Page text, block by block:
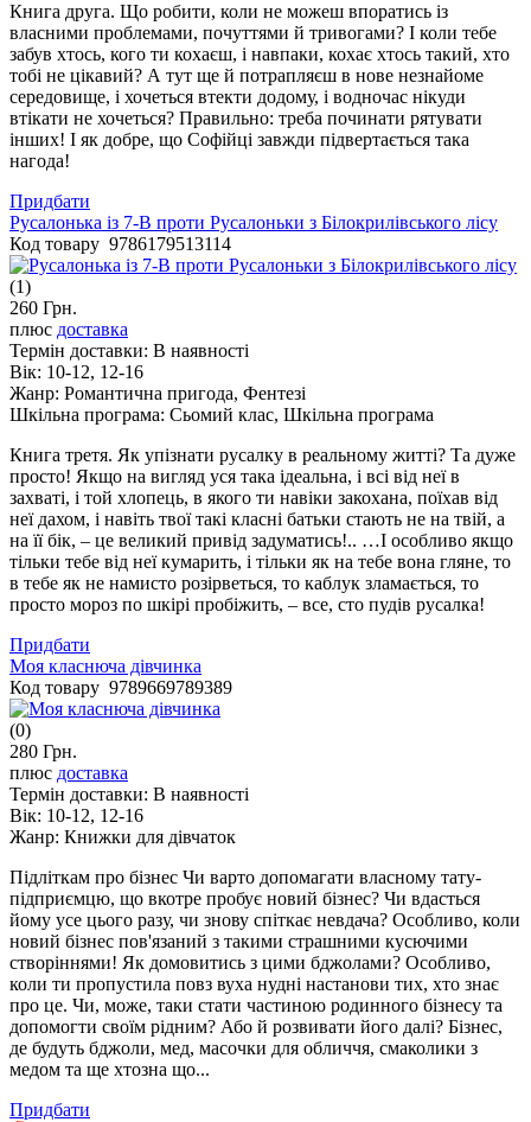
Книга друга. Що робити, коли не можеш впоратись із
власними проблемами, почуттями й тривогами? І коли тебе
забув хтось, кого ти кохаєш, і навпаки, кохає хтось такий, хто
тобі не цікавий? А тут ще й потрапляєш в нове незнайоме
середовище, і хочеться втекти додому, і водночас нікуди
втікати не хочеться? Правильно: треба починати рятувати
інших! І як добре, що Софійці завжди підвертається така
нагода!
Придбати
Русалонька із 7-В проти Русалоньки з Білокрилівського лісу
Код товару 9786179513114
(1)
260 Грн.
плюс доставка
Термін доставки: В наявності
Вік: 10-12, 12-16
Жанр: Романтична пригода, Фентезі
Шкільна програма: Сьомий клас, Шкільна програма
Книга третя. Як упізнати русалку в реальному житті? Та дуже
просто! Якщо на вигляд уся така ідеальна, і всі від неї в
захваті, і той хлопець, в якого ти навіки закохана, поїхав від
неї дахом, і навіть твої такі класні батьки стають не на твій, а
на її бік, – це великий привід задуматись!.. …І особливо якщо
тільки тебе від неї кумарить, і тільки як на тебе вона гляне, то
в тебе як не намисто розірветься, то каблук зламається, то
просто мороз по шкірі пробіжить, – все, сто пудів русалка!
Придбати
Моя класнюча дівчинка
Код товару 9789669789389
(0)
280 Грн.
плюс доставка
Термін доставки: В наявності
Вік: 10-12, 12-16
Жанр: Книжки для дівчаток
Підліткам про бізнес Чи варто допомагати власному тату-
підприємцю, що вкотре пробує новий бізнес? Чи вдасться
йому усе цього разу, чи знову спіткає невдача? Особливо, коли
новий бізнес пов'язаний з такими страшними кусючими
створіннями! Як домовитись з цими бджолами? Особливо,
коли ти пропустила повз вуха нудні настанови тих, хто знає
про це. Чи, може, таки стати частиною родинного бізнесу та
допомогти своїм рідним? Або й розвивати його далі? Бізнес,
де будуть бджоли, мед, масочки для обличчя, смаколики з
медом та ще хтозна що...
Придбати